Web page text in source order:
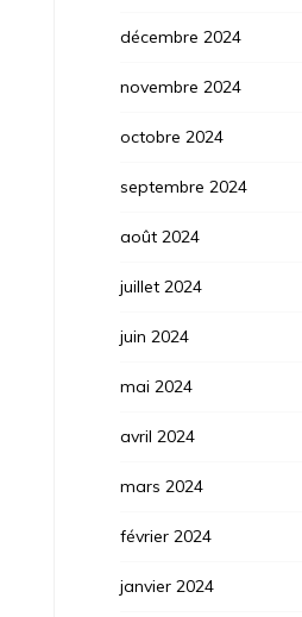
décembre 2024
novembre 2024
octobre 2024
septembre 2024
août 2024
juillet 2024
juin 2024
mai 2024
avril 2024
mars 2024
février 2024
janvier 2024